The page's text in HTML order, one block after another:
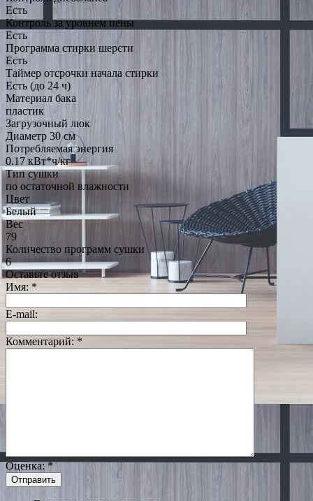
Есть
Контроль за уровнем пены
Есть
Программа стирки шерсти
Есть
Таймер отсрочки начала стирки
Есть (до 24 ч)
Материал бака
пластик
Загрузочный люк
Диаметр 30 см
Потребляемая энергия
0.17 кВт*ч/кг
Тип сушки
по остаточной влажности
Цвет
Белый
Вес
79
Количество программ сушки
6
Оставьте отзыв
Имя: *
E-mail:
Комментарий: *
Оценка:*